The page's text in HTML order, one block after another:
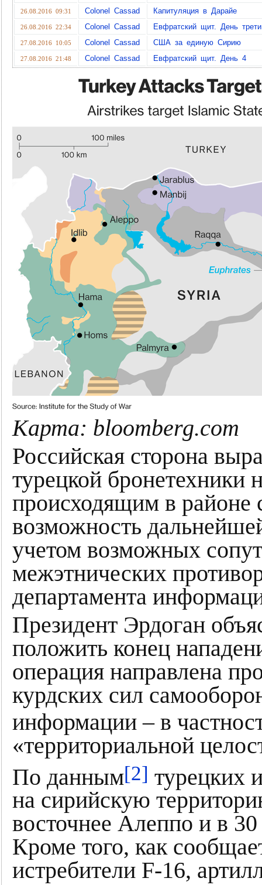
26.08.2016 09:31 Colonel Cassad Капитуляция в Дарайе
26.08.2016 22:34 Colonel Cassad Евфратский щит. День
27.08.2016 10:05 Colonel Cassad США за единую Сирию
27.08.2016 21:48 Colonel Cassad Евфратский щит. День 4
Карта: bloomberg.com
Российская сторона
турецкой
происходящим в районе
возможность
учетом возможных
межэтнических
департамента
Президент Эрдоган
положить конец
операция направлена
курдских сил
информации – в
«территориальной
По данным[2] турецких
на сирийскую
восточнее Алеппо и в
Кроме того, как
истребители F-16,